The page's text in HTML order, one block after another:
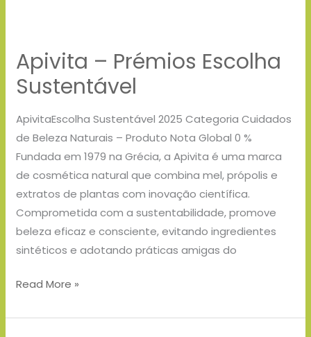
Apivita – Prémios Escolha
Sustentável
ApivitaEscolha Sustentável 2025 Categoria Cuidados
de Beleza Naturais – Produto Nota Global 0 %
Fundada em 1979 na Grécia, a Apivita é uma marca
de cosmética natural que combina mel, própolis e
extratos de plantas com inovação científica.
Comprometida com a sustentabilidade, promove
beleza eficaz e consciente, evitando ingredientes
sintéticos e adotando práticas amigas do
Read More »